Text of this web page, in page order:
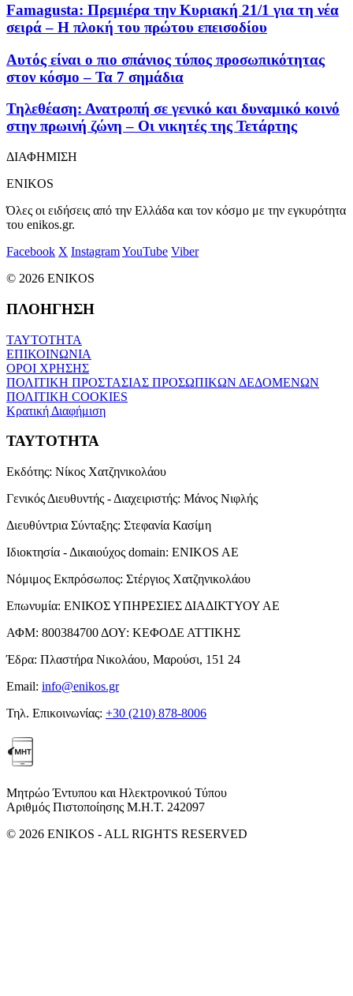
Famagusta: Πρεμιέρα την Κυριακή 21/1 για τη νέα
σειρά – Η πλοκή του πρώτου επεισοδίου
Αυτός είναι ο πιο σπάνιος τύπος προσωπικότητας
στον κόσμο – Τα 7 σημάδια
Τηλεθέαση: Ανατροπή σε γενικό και δυναμικό κοινό
στην πρωινή ζώνη – Οι νικητές της Τετάρτης
ΔΙΑΦΗΜΙΣΗ
ENIKOS
Όλες οι ειδήσεις από την Ελλάδα και τον κόσμο με την εγκυρότητα
του enikos.gr.
Facebook X InstagramYouTube Viber
© 2026 ENIKOS
ΠΛΟΗΓΗΣΗ
ΤΑΥΤΟΤΗΤΑ
ΕΠΙΚΟΙΝΩΝΙΑ
ΟΡΟΙ ΧΡΗΣΗΣ
ΠΟΛΙΤΙΚΗ ΠΡΟΣΤΑΣΙΑΣ ΠΡΟΣΩΠΙΚΩΝ ΔΕΔΟΜΕΝΩΝ
ΠΟΛΙΤΙΚΗ COOKIES
Κρατική Διαφήμιση
ΤΑΥΤΟΤΗΤΑ
Εκδότης: Νίκος Χατζηνικολάου
Γενικός Διευθυντής - Διαχειριστής: Μάνος Νιφλής
Διευθύντρια Σύνταξης: Στεφανία Κασίμη
Ιδιοκτησία - Δικαιούχος domain: ENIKOS AE
Νόμιμος Εκπρόσωπος: Στέργιος Χατζηνικολάου
Επωνυμία: ΕΝΙΚΟΣ ΥΠΗΡΕΣΙΕΣ ΔΙΑΔΙΚΤΥΟΥ ΑΕ
ΑΦΜ: 800384700 ΔΟΥ: ΚΕΦΟΔΕ ΑΤΤΙΚΗΣ
Έδρα: Πλαστήρα Νικολάου, Μαρούσι, 151 24
Email: info@enikos.gr
Τηλ. Επικοινωνίας: +30 (210) 878-8006
Μητρώο Έντυπου και Ηλεκτρονικού Τύπου
Αριθμός Πιστοποίησης Μ.Η.Τ. 242097
© 2026 ENIKOS - ALL RIGHTS RESERVED